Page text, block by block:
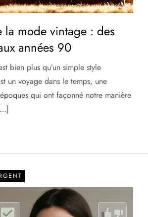
la mode vintage : des
années 90
bien plus qu’un simple style
un voyage dans le temps, une
qui ont façonné notre manière